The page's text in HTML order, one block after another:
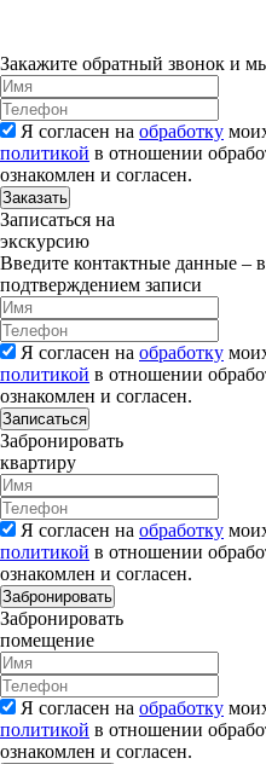
Закажите обратный звонок и
Я согласен на обработку
политикой в отношении
ознакомлен и согласен.
Заказать
Записаться на
экскурсию
Введите контактные данные –
подтверждением записи
Я согласен на обработку
политикой в отношении
ознакомлен и согласен.
Записаться
Забронировать
квартиру
Я согласен на обработку
политикой в отношении
ознакомлен и согласен.
Забронировать
Забронировать
помещение
Я согласен на обработку
политикой в отношении
ознакомлен и согласен.